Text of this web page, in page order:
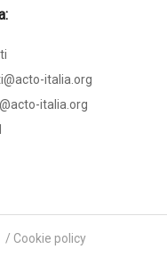
italia.org
italia.org
/ Cookie policy